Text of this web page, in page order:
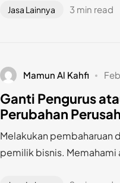
Jasa Lainnya 3 min read
Mamun Al Kahfi
Ganti Pengurus
Perubahan
Melakukan pembaharuan
pemilik bisnis. Memahami